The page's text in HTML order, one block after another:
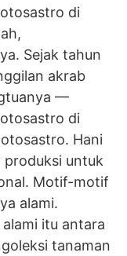
di
Sejak tahun
akrab
—
di
Hani
produksi untuk
Motif-motif
alami.
itu antara
tanaman